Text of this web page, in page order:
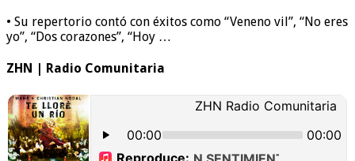
• Su repertorio contó con éxitos como “Veneno vil”, “No eres
yo”, “Dos corazones”, “Hoy …
ZHN | Radio Comunitaria